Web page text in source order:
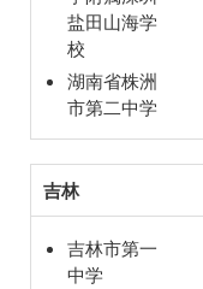
盐田山海学
校
湖南省株洲
市第二中学
吉林
吉林市第一
中学